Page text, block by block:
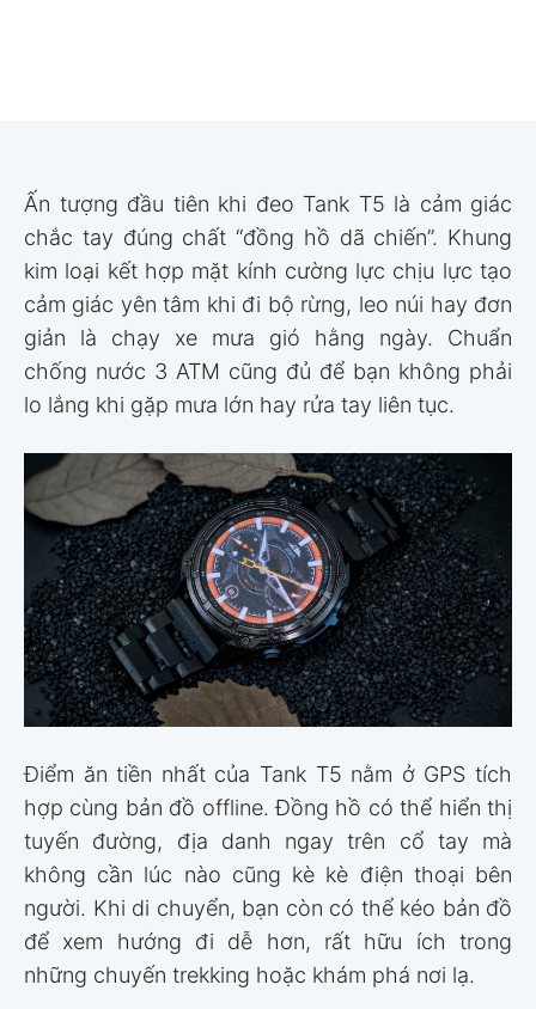
Ấn tượng đầu tiên khi đeo Tank T5 là cảm giác
chắc tay đúng chất “đồng hồ dã chiến”. Khung
kim loại kết hợp mặt kính cường lực chịu lực tạo
cảm giác yên tâm khi đi bộ rừng, leo núi hay đơn
giản là chạy xe mưa gió hằng ngày. Chuẩn
chống nước 3 ATM cũng đủ để bạn không phải
lo lắng khi gặp mưa lớn hay rửa tay liên tục.
Điểm ăn tiền nhất của Tank T5 nằm ở GPS tích
hợp cùng bản đồ offline. Đồng hồ có thể hiển thị
tuyến đường, địa danh ngay trên cổ tay mà
không cần lúc nào cũng kè kè điện thoại bên
người. Khi di chuyển, bạn còn có thể kéo bản đồ
để xem hướng đi dễ hơn, rất hữu ích trong
những chuyến trekking hoặc khám phá nơi lạ.